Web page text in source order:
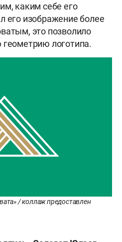
каким себе его
его изображение более
это позволило
логотипа.
/ коллаж предоставлен